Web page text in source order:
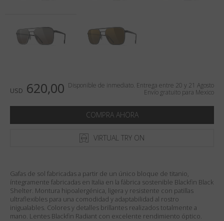
Español
USD 620,00 Disponible de inmediato. Entrega entre 20 y 21 Agosto
Envío gratuito para Mexico
COMPRA AHORA
VIRTUAL TRY ON
Gafas de sol fabricadas a partir de un único bloque de titanio,
íntegramente fabricadas en Italia en la fábrica sostenible Blackfin Black
Shelter. Montura hipoalergénica, ligera y resistente con patillas
ultraflexibles para una comodidad y adaptabilidad al rostro
inigualables. Colores y detalles brillantes realizados totalmente a
mano. Lentes Blackfin Radiant con excelente rendimiento óptico.